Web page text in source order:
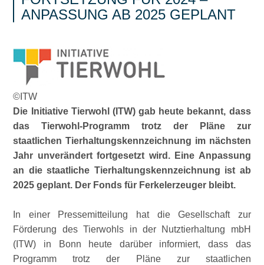
NPASSUNG AB 2025 GEPLANT
©ITW
Die Initiative Tierwohl (ITW) gab heute bekannt, dass
das Tierwohl-Programm trotz der Pläne zur
staatlichen Tierhaltungskennzeichnung im nächsten
Jahr unverändert fortgesetzt wird. Eine Anpassung
an die staatliche Tierhaltungskennzeichnung ist ab
2025 geplant. Der Fonds für Ferkelerzeuger bleibt.
In einer Pressemitteilung hat die Gesellschaft zur
Förderung des Tierwohls in der Nutztierhaltung mbH
(ITW) in Bonn heute darüber informiert, dass das
Programm trotz der Pläne zur staatlichen